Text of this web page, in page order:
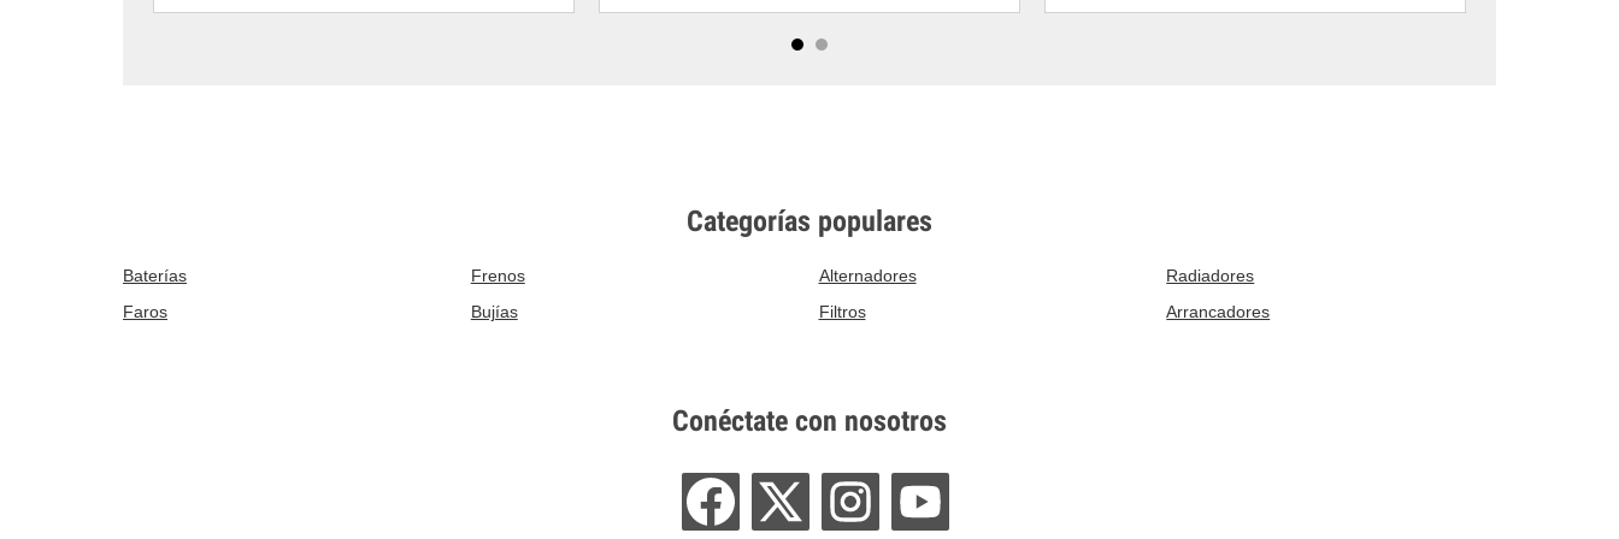
Categorías populares
Baterías Frenos Alternadores
Radiadores
Faros
Bujías Filtros Arrancadores
Conéctate con nosotros